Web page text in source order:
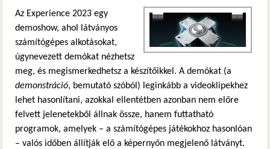
Az Experience 2023 egy
demoshow, ahol látványos
számítógépes alkotásokat,
úgynevezett demókat nézhetsz
meg, és megismerkedhetsz a készítőikkel. A demókat (a
demonstráció, bemutató szóból) leginkább a videoklipekhez
lehet hasonlítani, azokkal ellentétben azonban nem előre
felvett jelenetekből állnak össze, hanem futtatható
programok, amelyek – a számítógépes játékokhoz hasonlóan
– valós időben állítják elő a képernyőn megjelenő látványt.